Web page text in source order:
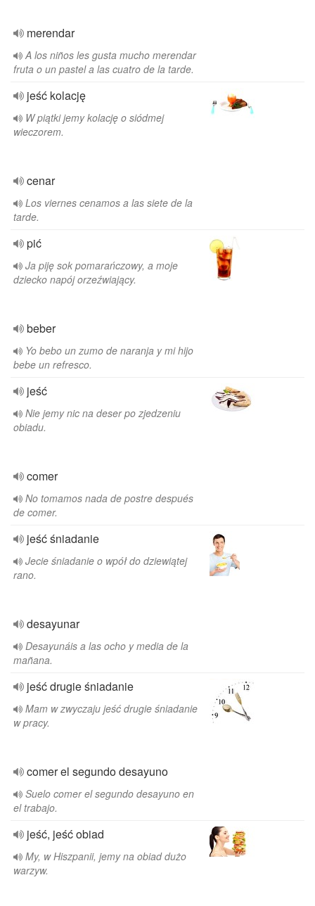
merendar
A los niños les gusta mucho merendar
fruta o un pastel a las cuatro de la tarde.
jeść kolację
W piątki jemy kolację o siódmej
wieczorem.
cenar
Los viernes cenamos a las siete de la
tarde.
pić
Ja piję sok pomarańczowy, a moje
dziecko napój orzeźwiający.
beber
Yo bebo un zumo de naranja y mi hijo
bebe un refresco.
jeść
Nie jemy nic na deser po zjedzeniu
obiadu.
comer
No tomamos nada de postre después
de comer.
jeść śniadanie
Jecie śniadanie o wpół do dziewiątej
rano.
desayunar
Desayunáis a las ocho y media de la
mañana.
jeść drugie śniadanie
Mam w zwyczaju jeść drugie śniadanie
w pracy.
comer el segundo desayuno
Suelo comer el segundo desayuno en
el trabajo.
jeść, jeść obiad
My, w Hiszpanii, jemy na obiad dużo
warzyw.